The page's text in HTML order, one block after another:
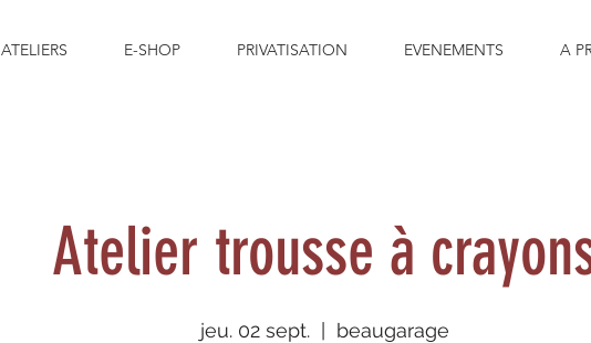
ATELIERS E-SHOP PRIVATISATION EVENEMENTS A
Atelier trousse à
jeu. 02 sept.
  |
beaugarage